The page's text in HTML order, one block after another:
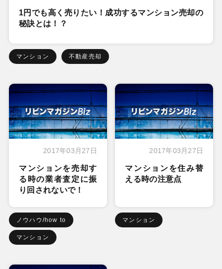
1円でも高く売りたい！成功するマンション売却の
秘訣とは！？
マンション 不動産売却
2017年03月27日
マンションを売却す
る時の業者査定に振
り回されないで！
ノウハウ/how to
マンション
2017年03月27日
マンションを住み替
える時の注意点
マンション